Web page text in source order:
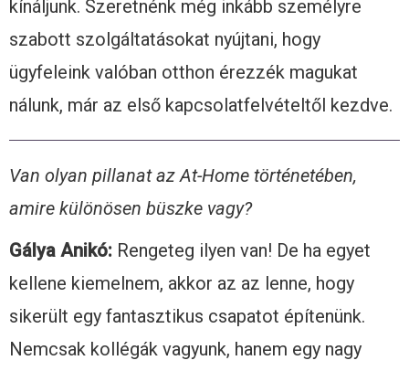
kínáljunk. Szeretnénk még inkább személyre
szabott szolgáltatásokat nyújtani, hogy
ügyfeleink valóban otthon érezzék magukat
nálunk, már az első kapcsolatfelvételtől kezdve.
Van olyan pillanat az At-Home történetében,
amire különösen büszke vagy?
Gálya Anikó: Rengeteg ilyen van! De ha egyet
kellene kiemelnem, akkor az az lenne, hogy
sikerült egy fantasztikus csapatot építenünk.
Nemcsak kollégák vagyunk, hanem egy nagy